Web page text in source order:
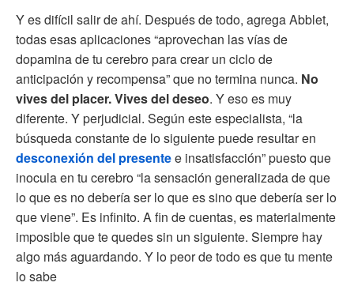
Y es difícil salir de ahí. Después de todo, agrega Abblet,
todas esas aplicaciones “aprovechan las vías de
dopamina de tu cerebro para crear un ciclo de
anticipación y recompensa” que no termina nunca. No
vives del placer. Vives del deseo. Y eso es muy
diferente. Y perjudicial. Según este especialista, “la
búsqueda constante de lo siguiente puede resultar en
desconexión del presentee insatisfacción” puesto que
inocula en tu cerebro “la sensación generalizada de que
lo que es no debería ser lo que es sino que debería ser lo
que viene”. Es infinito. A fin de cuentas, es materialmente
imposible que te quedes sin un siguiente. Siempre hay
algo más aguardando. Y lo peor de todo es que tu mente
lo sabe